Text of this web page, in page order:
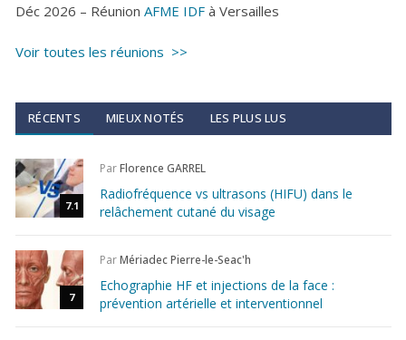
Déc 2026 – Réunion AFME IDF à Versailles
Voir toutes les réunions >>
RÉCENTS MIEUX NOTÉS LES PLUS LUS
7.1
ParFlorence GARREL
Radiofréquence vs ultrasons (HIFU) dans le
relâchement cutané du visage
7
ParMériadec Pierre-le-Seac'h
Echographie HF et injections de la face :
prévention artérielle et interventionnel